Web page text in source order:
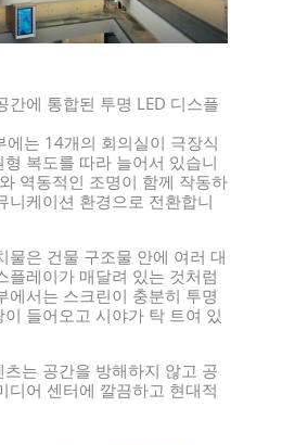
간에 통합된 투명 LED 디스플
에는 14개의 회의실이 극장식
복도를 따라 늘어서 있습니
와 역동적인 조명이 함께 작동하
니케이션 환경으로 전환합니
물은 건물 구조물 안에 여러 대
플레이가 매달려 있는 것처럼
에서는 스크린이 충분히 투명
들어오고 시야가 탁 트여 있
는 공간을 방해하지 않고 공
디어 센터에 깔끔하고 현대적